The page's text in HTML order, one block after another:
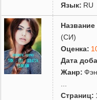
Язык: RU
Название
(СИ)
Оценка:
Дата
Жанр:
Страниц: